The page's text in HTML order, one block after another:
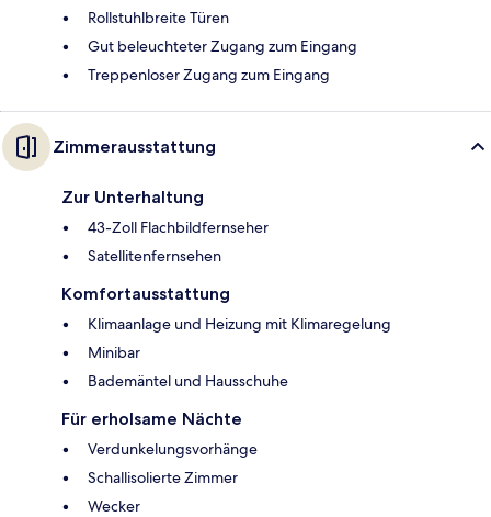
Rollstuhlbreite Türen
Gut beleuchteter Zugang zum Eingang
Treppenloser Zugang zum Eingang
Zimmerausstattung
Zur Unterhaltung
43-Zoll Flachbildfernseher
Satellitenfernsehen
Komfortausstattung
Klimaanlage und Heizung mit Klimaregelung
Minibar
Bademäntel und Hausschuhe
Für erholsame Nächte
Verdunkelungsvorhänge
Schallisolierte Zimmer
Wecker